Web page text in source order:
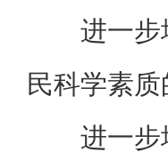
进一步
民科学素质
进一步